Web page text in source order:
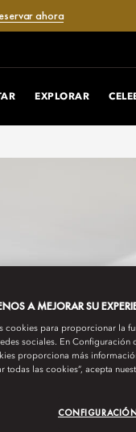
ahora
EXPLORAR
A MEJORAR SU
cookies para proporcionar la
sociales. En Configuración
proporciona más
todas las cookies”, acepta